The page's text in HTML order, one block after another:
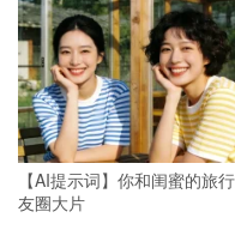
【AI提示词】你和闺蜜的旅
友圈大片